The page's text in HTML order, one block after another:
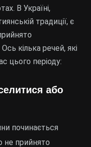
В Україні,
традиції, є
кілька речей, які
цього періоду:
або
починається
не прийнято